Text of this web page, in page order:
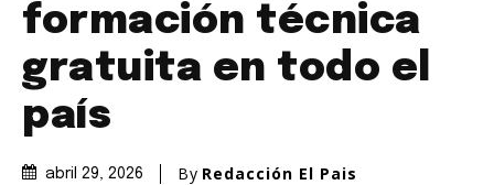
formación técnica
gratuita en todo el
país
abril 29, 2026 By Redacción El Pais